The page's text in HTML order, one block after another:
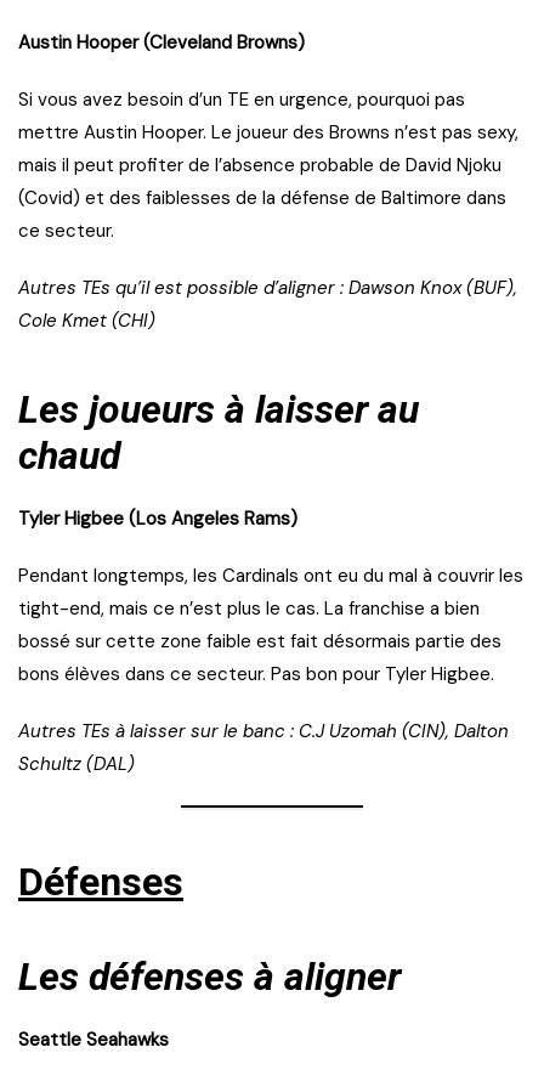
Austin Hooper (Cleveland Browns)
Si vous avez besoin d’un TE en urgence, pourquoi pas
mettre Austin Hooper. Le joueur des Browns n’est pas sexy,
mais il peut profiter de l’absence probable de David Njoku
(Covid) et des faiblesses de la défense de Baltimore dans
ce secteur.
Autres TEs qu’il est possible d’aligner : Dawson Knox (BUF),
Cole Kmet (CHI)
Les joueurs à laisser au
chaud
Tyler Higbee (Los Angeles Rams)
Pendant longtemps, les Cardinals ont eu du mal à couvrir les
tight-end, mais ce n’est plus le cas. La franchise a bien
bossé sur cette zone faible est fait désormais partie des
bons élèves dans ce secteur. Pas bon pour Tyler Higbee.
Autres TEs à laisser sur le banc : C.J Uzomah (CIN), Dalton
Schultz (DAL)
Défenses
Les défenses à aligner
Seattle Seahawks